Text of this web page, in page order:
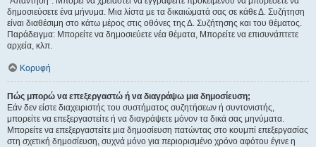
δημοσιεύσετε ένα μήνυμα. Μια λίστα με τα δικαιώματά σας σε κάθε Δ. Συζήτηση
είναι διαθέσιμη στο κάτω μέρος στις οθόνες της Δ. Συζήτησης και του θέματος.
Παράδειγμα: Μπορείτε να δημοσιεύετε νέα θέματα, Μπορείτε να επισυνάπτετε
αρχεία, κλπ.
Κορυφή
Πώς μπορώ να επεξεργαστώ ή να διαγράψω μια δημοσίευση;
Εάν δεν είστε διαχειριστής του συστήματος συζητήσεων ή συντονιστής,
μπορείτε να επεξεργαστείτε ή να διαγράψετε μόνον τα δικά σας μηνύματα.
Μπορείτε να επεξεργαστείτε μια δημοσίευση πατώντας στο κουμπί επεξεργασίας
στη σχετική δημοσίευση, συχνά μόνο για περιορισμένο χρόνο αφότου έγινε η